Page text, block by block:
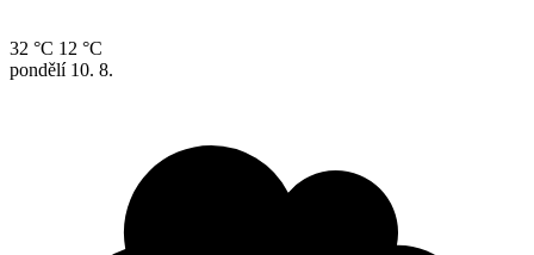
32 °C 12 °C
pondělí 10. 8.